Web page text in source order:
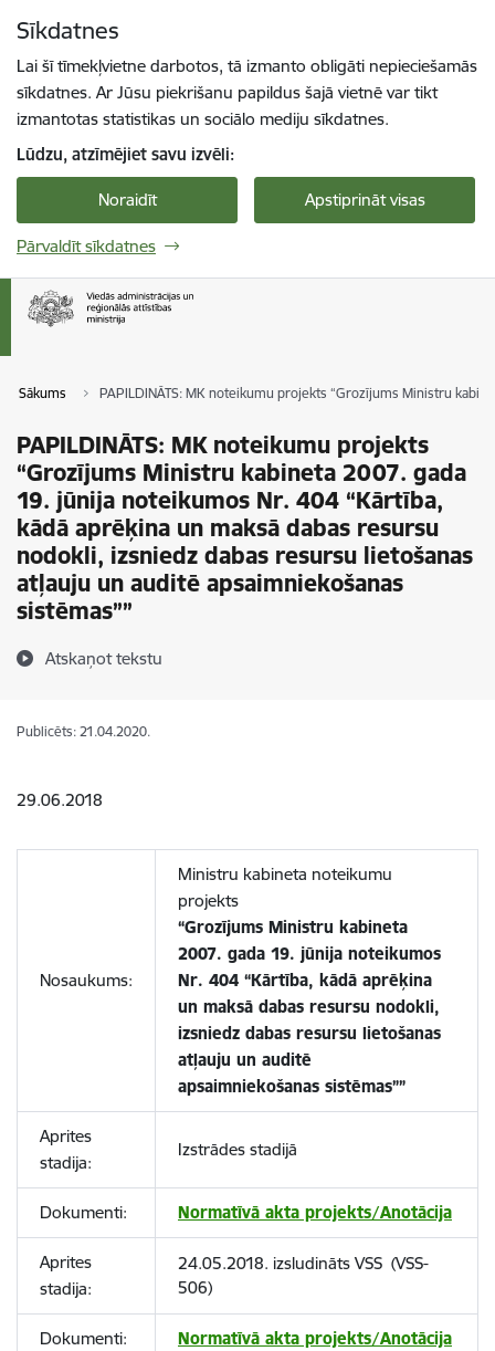
Sīkdatnes
Lai šī tīmekļvietne darbotos, tā izmanto obligāti nepieciešamās
sīkdatnes. Ar Jūsu piekrišanu papildus šajā vietnē var tikt
izmantotas statistikas un sociālo mediju sīkdatnes.
Lūdzu, atzīmējiet savu izvēli:
Noraidīt Apstiprināt visas
Pārvaldīt sīkdatnes
Sākums PAPILDINĀTS: MK noteikumu projekts “Grozījums Ministru
PAPILDINĀTS: MK noteikumu projekts
“Grozījums Ministru kabineta 2007. gada
19. jūnija noteikumos Nr. 404 “Kārtība,
kādā aprēķina un maksā dabas resursu
nodokli, izsniedz dabas resursu lietošanas
atļauju un auditē apsaimniekošanas
sistēmas””
Atskaņot tekstu
Publicēts: 21.04.2020.
29.06.2018
Nosaukums:
Ministru kabineta noteikumu
projekts
“Grozījums Ministru kabineta
2007. gada 19. jūnija noteikumos
Nr. 404 “Kārtība, kādā aprēķina
un maksā dabas resursu nodokli,
izsniedz dabas resursu lietošanas
atļauju un auditē
apsaimniekošanas sistēmas””
Aprites
stadija:
Izstrādes stadijā
Dokumenti: Normatīvā akta projekts/Anotācija
Aprites
stadija:
24.05.2018. izsludināts VSS (VSS-
506)
Dokumenti: Normatīvā akta projekts/Anotācija